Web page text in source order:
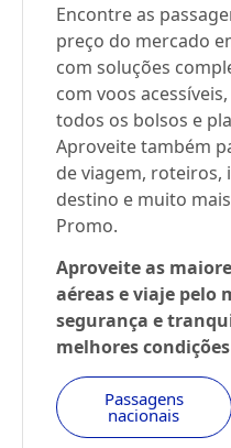
Encontre as
preço do mercado
com soluções
com voos
todos os bolsos e
Aproveite também
de viagem, roteiros,
destino e muito
Promo.
Aproveite as
aéreas e viaje pelo
segurança e
melhores
Passagens
nacionais